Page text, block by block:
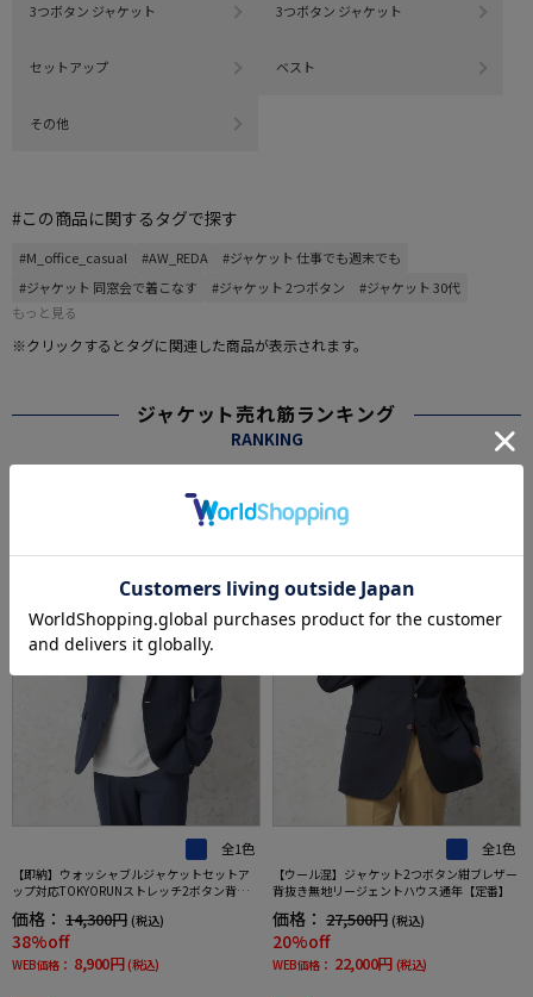
3つボタン ジャケット 3つボタン ジャケット
セットアップ ベスト
その他
#この商品に関するタグで探す
#M_office_casual #AW_REDA
#ジャケット 仕事でも週末でも
#ジャケット 同窓会で着こなす
#ジャケット 2つボタン
#ジャケット 30代
もっと見る
※クリックするとタグに関連した商品が表示されます。
ジャケット売れ筋ランキング
RANKING
全1色
【即納】ウォッシャブルジャケットセットア
ップ対応TOKYORUNストレッチ2ボタン背抜き
仕様ブレスエフェクト生地春夏
価格： 14,300円 (税込)
38%off
WEB価格： 8,900円 (税込)
2
全1色
【ウール混】ジャケット2つボタン紺ブレザー
背抜き無地リージェントハウス通年【定番】
価格： 27,500円 (税込)
20%off
WEB価格： 22,000円 (税込)